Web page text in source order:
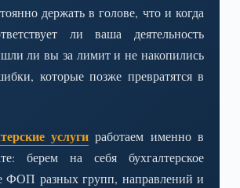
держать в голове, что и когда
ли ваша деятельность
ли вы за лимит и не накопились
которые позже превратятся в
услуги работаем именно в
берем на себя бухгалтерское
ФОП разных групп, направлений и